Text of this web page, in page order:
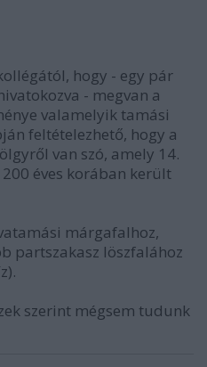
hogy - egy pár
- megvan a
valamelyik tamási
feltételezhető, hogy a
van szó, amely 14.
éves korában került
márgafalhoz,
partszakasz löszfalához
szerint mégsem tudunk